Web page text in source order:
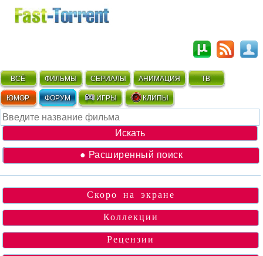
ВСЁ ФИЛЬМЫ СЕРИАЛЫ АНИМАЦИЯ ТВ
ЮМОР ФОРУМ ИГРЫ КЛИПЫ
● Расширенный поиск
Скоро на экране
Коллекции
Рецензии